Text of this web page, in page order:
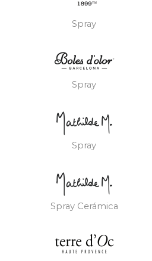
Spray
Spray
Spray
Spray Cerámica